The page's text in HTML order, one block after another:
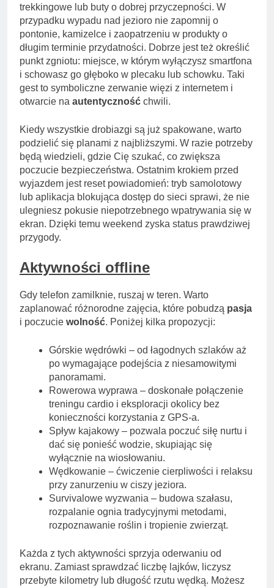
trekkingowe lub buty o dobrej przyczepności. W
przypadku wypadu nad jezioro nie zapomnij o
pontonie, kamizelce i zaopatrzeniu w produkty o
długim terminie przydatności. Dobrze jest też określić
punkt zgniotu: miejsce, w którym wyłączysz smartfona
i schowasz go głęboko w plecaku lub schowku. Taki
gest to symboliczne zerwanie więzi z internetem i
otwarcie na autentyczność chwili.
Kiedy wszystkie drobiazgi są już spakowane, warto
podzielić się planami z najbliższymi. W razie potrzeby
będą wiedzieli, gdzie Cię szukać, co zwiększa
poczucie bezpieczeństwa. Ostatnim krokiem przed
wyjazdem jest reset powiadomień: tryb samolotowy
lub aplikacja blokująca dostęp do sieci sprawi, że nie
ulegniesz pokusie niepotrzebnego wpatrywania się w
ekran. Dzięki temu weekend zyska status prawdziwej
przygody.
Aktywności offline
Gdy telefon zamilknie, ruszaj w teren. Warto
zaplanować różnorodne zajęcia, które pobudzą pasja
i poczucie wolność. Poniżej kilka propozycji:
Górskie wędrówki – od łagodnych szlaków aż
po wymagające podejścia z niesamowitymi
panoramami.
Rowerowa wyprawa – doskonałe połączenie
treningu cardio i eksploracji okolicy bez
konieczności korzystania z GPS-a.
Spływ kajakowy – pozwala poczuć siłę nurtu i
dać się ponieść wodzie, skupiając się
wyłącznie na wiosłowaniu.
Wędkowanie – ćwiczenie cierpliwości i relaksu
przy zanurzeniu w ciszy jeziora.
Survivalowe wyzwania – budowa szałasu,
rozpalanie ognia tradycyjnymi metodami,
rozpoznawanie roślin i tropienie zwierząt.
Każda z tych aktywności sprzyja oderwaniu od
ekranu. Zamiast sprawdzać liczbę lajków, liczysz
przebyte kilometry lub długość rzutu wędką. Możesz